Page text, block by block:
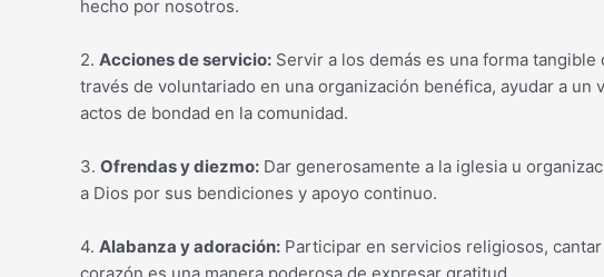
hecho por nosotros.
2. Acciones de servicio: Servir a los demás es una forma
través de voluntariado en una organización benéfica, ayudar a
actos de bondad en la comunidad.
3. Ofrendas y diezmo: Dar generosamente a la iglesia u
a Dios por sus bendiciones y apoyo continuo.
4. Alabanza y adoración: Participar en servicios religiosos,